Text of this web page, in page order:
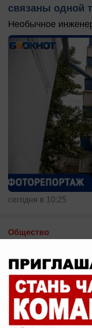
связаны одной
Необычное
сегодня в 10:25
Общество
взлететь, а
Гороскоп